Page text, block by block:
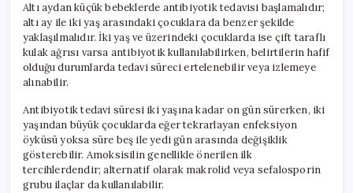
Altı aydan küçük bebeklerde antibiyotik tedavisi başlamalıdır;
altı ay ile iki yaş arasındaki çocuklara da benzer şekilde
yaklaşılmalıdır. İki yaş ve üzerindeki çocuklarda ise çift taraflı
kulak ağrısı varsa antibiyotik kullanılabilirken, belirtilerin hafif
olduğu durumlarda tedavi süreci ertelenebilir veya izlemeye
alınabilir.
Antibiyotik tedavi süresi iki yaşına kadar on gün sürerken, iki
yaşından büyük çocuklarda eğer tekrarlayan enfeksiyon
öyküsü yoksa süre beş ile yedi gün arasında değişiklik
gösterebilir. Amoksisilin genellikle önerilen ilk
tercihlerdendir; alternatif olarak makrolid veya sefalosporin
grubu ilaçlar da kullanılabilir.